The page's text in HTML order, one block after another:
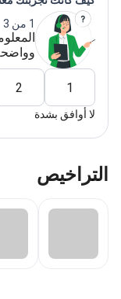
1 من 3
1
2
لا أوافق بشدة
التراخيص